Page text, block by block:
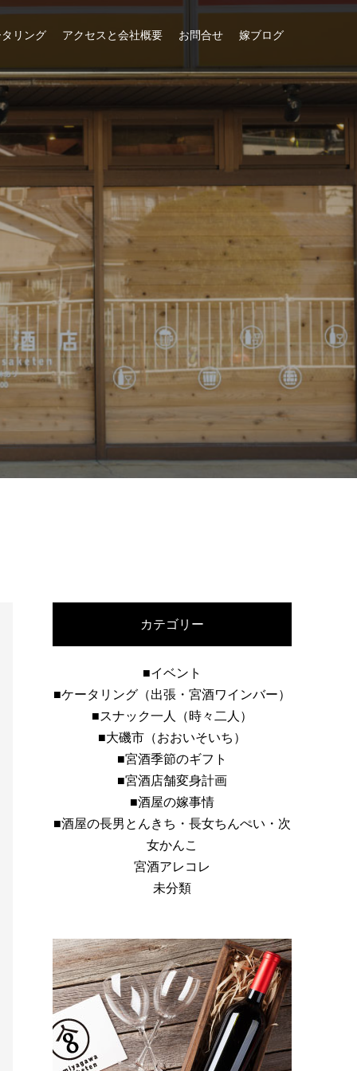
リング アクセスと会社概要 お問合せ 嫁ブログ
カテゴリー
■イベント
■ケータリング（出張・宮酒ワインバー）
■スナック一人（時々二人）
■大磯市（おおいそいち）
■宮酒季節のギフト
■宮酒店舗変身計画
■酒屋の嫁事情
■酒屋の長男とんきち・長女ちんぺい・次
女かんこ
宮酒アレコレ
未分類